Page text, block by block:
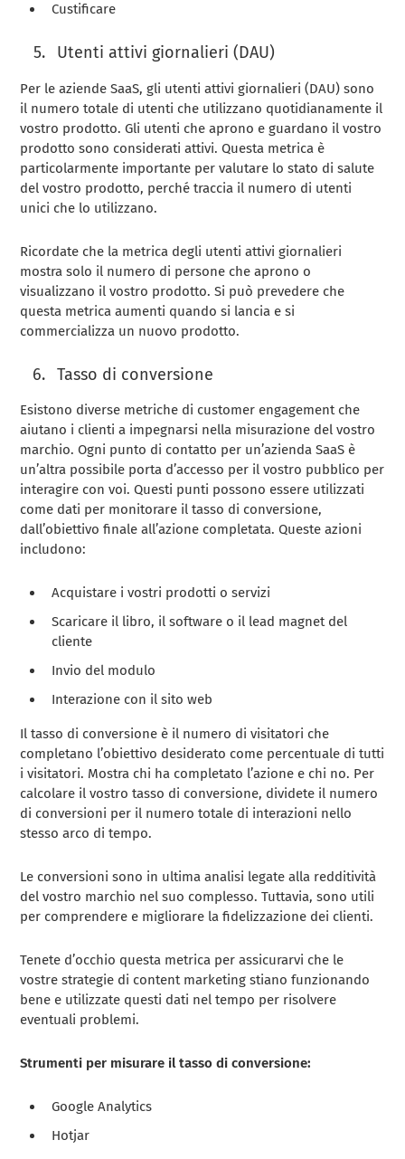
Custificare
Utenti attivi giornalieri (DAU)
Per le aziende SaaS, gli utenti attivi giornalieri (DAU) sono
il numero totale di utenti che utilizzano quotidianamente il
vostro prodotto. Gli utenti che aprono e guardano il vostro
prodotto sono considerati attivi. Questa metrica è
particolarmente importante per valutare lo stato di salute
del vostro prodotto, perché traccia il numero di utenti
unici che lo utilizzano.
Ricordate che la metrica degli utenti attivi giornalieri
mostra solo il numero di persone che aprono o
visualizzano il vostro prodotto. Si può prevedere che
questa metrica aumenti quando si lancia e si
commercializza un nuovo prodotto.
Tasso di conversione
Esistono diverse metriche di customer engagement che
aiutano i clienti a impegnarsi nella misurazione del vostro
marchio. Ogni punto di contatto per un’azienda SaaS è
un’altra possibile porta d’accesso per il vostro pubblico per
interagire con voi. Questi punti possono essere utilizzati
come dati per monitorare il tasso di conversione,
dall’obiettivo finale all’azione completata. Queste azioni
includono:
Acquistare i vostri prodotti o servizi
Scaricare il libro, il software o il lead magnet del
cliente
Invio del modulo
Interazione con il sito web
Il tasso di conversione è il numero di visitatori che
completano l’obiettivo desiderato come percentuale di tutti
i visitatori. Mostra chi ha completato l’azione e chi no. Per
calcolare il vostro tasso di conversione, dividete il numero
di conversioni per il numero totale di interazioni nello
stesso arco di tempo.
Le conversioni sono in ultima analisi legate alla redditività
del vostro marchio nel suo complesso. Tuttavia, sono utili
per comprendere e migliorare la fidelizzazione dei clienti.
Tenete d’occhio questa metrica per assicurarvi che le
vostre strategie di content marketing stiano funzionando
bene e utilizzate questi dati nel tempo per risolvere
eventuali problemi.
Strumenti per misurare il tasso di conversione:
Google Analytics
Hotjar